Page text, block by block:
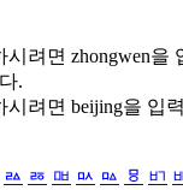
시려면 zhongwen을
.
시려면 beijing을 입
ㅬ ㅭ ㅮ ㅯ ㅰ ㅱ ㅲ